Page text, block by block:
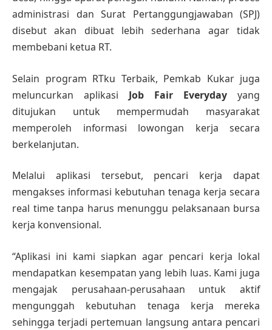
administrasi dan Surat Pertanggungjawaban (SPJ)
disebut akan dibuat lebih sederhana agar tidak
membebani ketua RT.
Selain program RTku Terbaik, Pemkab Kukar juga
meluncurkan aplikasi Job Fair Everyday yang
ditujukan untuk mempermudah masyarakat
memperoleh informasi lowongan kerja secara
berkelanjutan.
Melalui aplikasi tersebut, pencari kerja dapat
mengakses informasi kebutuhan tenaga kerja secara
real time tanpa harus menunggu pelaksanaan bursa
kerja konvensional.
“Aplikasi ini kami siapkan agar pencari kerja lokal
mendapatkan kesempatan yang lebih luas. Kami juga
mengajak perusahaan-perusahaan untuk aktif
mengunggah kebutuhan tenaga kerja mereka
sehingga terjadi pertemuan langsung antara pencari